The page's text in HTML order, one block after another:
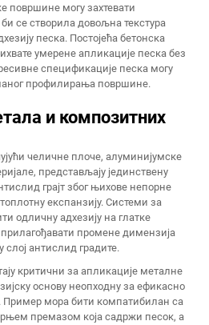
површине могу захтевати
се створила довољна текстура
песка. Постојећа бетонска
умерене апликације песка без
спецификације песка могу
профилирања површине.
и композитних
челичне плоче, алуминијумске
представљају јединствену
грајт због њихове непорне
експанзију. Системи за
одличну адхезију на глатке
промене димензија
слој антислид градите.
критични за апликације металне
основу неопходну за ефикасно
Пример мора бити компатибилан са
премазом која садржи песок, а